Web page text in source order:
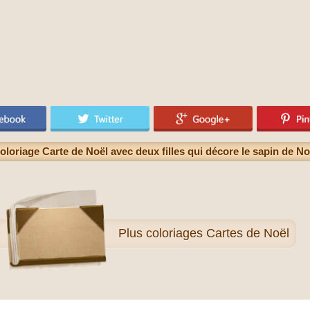
Carte de Noël avec deux filles qui décore le sapin de
Plus coloriages Cartes de Noël